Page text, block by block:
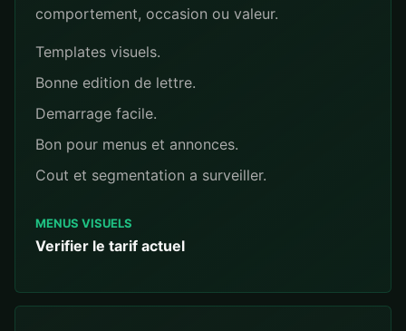
comportement, occasion ou valeur.
Templates visuels.
Bonne edition de lettre.
Demarrage facile.
Bon pour menus et annonces.
Cout et segmentation a surveiller.
MENUS VISUELS
Verifier le tarif actuel